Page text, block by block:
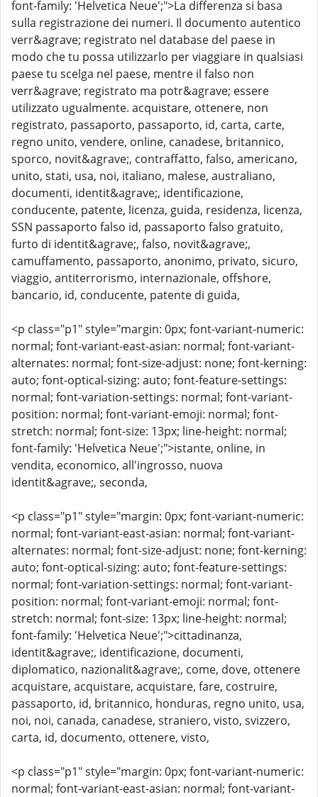
font-family: 'Helvetica Neue';">La differenza si basa
sulla registrazione dei numeri. Il documento autentico
verr&agrave; registrato nel database del paese in
modo che tu possa utilizzarlo per viaggiare in qualsiasi
paese tu scelga nel paese, mentre il falso non
verr&agrave; registrato ma potr&agrave; essere
utilizzato ugualmente. acquistare, ottenere, non
registrato, passaporto, passaporto, id, carta, carte,
regno unito, vendere, online, canadese, britannico,
sporco, novit&agrave;, contraffatto, falso, americano,
unito, stati, usa, noi, italiano, malese, australiano,
documenti, identit&agrave;, identificazione,
conducente, patente, licenza, guida, residenza, licenza,
SSN passaporto falso id, passaporto falso gratuito,
furto di identit&agrave;, falso, novit&agrave;,
camuffamento, passaporto, anonimo, privato, sicuro,
viaggio, antiterrorismo, internazionale, offshore,
bancario, id, conducente, patente di guida,
<p class="p1" style="margin: 0px; font-variant-numeric:
normal; font-variant-east-asian: normal; font-variant-
alternates: normal; font-size-adjust: none; font-kerning:
auto; font-optical-sizing: auto; font-feature-settings:
normal; font-variation-settings: normal; font-variant-
position: normal; font-variant-emoji: normal; font-
stretch: normal; font-size: 13px; line-height: normal;
font-family: 'Helvetica Neue';">istante, online, in
vendita, economico, all'ingrosso, nuova
identit&agrave;, seconda,
<p class="p1" style="margin: 0px; font-variant-numeric:
normal; font-variant-east-asian: normal; font-variant-
alternates: normal; font-size-adjust: none; font-kerning:
auto; font-optical-sizing: auto; font-feature-settings:
normal; font-variation-settings: normal; font-variant-
position: normal; font-variant-emoji: normal; font-
stretch: normal; font-size: 13px; line-height: normal;
font-family: 'Helvetica Neue';">cittadinanza,
identit&agrave;, identificazione, documenti,
diplomatico, nazionalit&agrave;, come, dove, ottenere
acquistare, acquistare, acquistare, fare, costruire,
passaporto, id, britannico, honduras, regno unito, usa,
noi, noi, canada, canadese, straniero, visto, svizzero,
carta, id, documento, ottenere, visto,
<p class="p1" style="margin: 0px; font-variant-numeric:
normal; font-variant-east-asian: normal; font-variant-